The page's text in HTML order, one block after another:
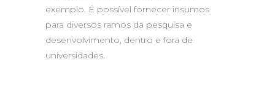
exemplo. É possível fornecer insumos
para diversos ramos da pesquisa e
desenvolvimento, dentro e fora de
universidades.